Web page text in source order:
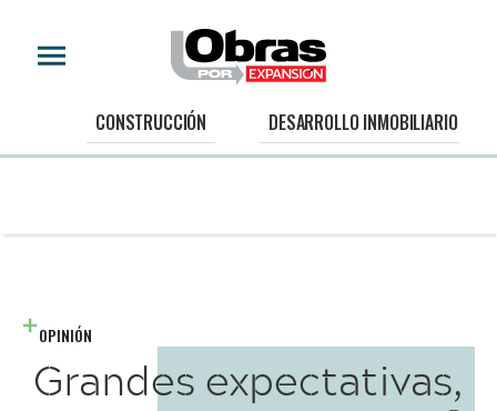
CONSTRUCCIÓN DESARROLLO INMOBILIARIO
OPINIÓN
Grandes expectativas,